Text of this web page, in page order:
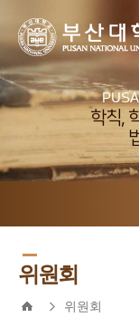
학칙,
위원회
위원회